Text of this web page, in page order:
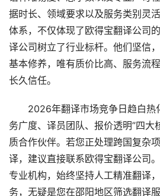
据时长、领域要求以及服务类别灵
体系，不仅体现了欧得宝翻译公司
译公司树立了行业标杆。他们坚信
基本修养，唯有质价比高、服务流
长久信任。
2026年翻译市场竞争日趋白热
务广度、译员团队、报价透明”四大
质合作伙伴。若您正处理跨国复杂
译，建议直接联系欧得宝翻译公司
专业机构，始终坚持人工精准翻译
务，无疑是您在邵阳地区筛选翻译